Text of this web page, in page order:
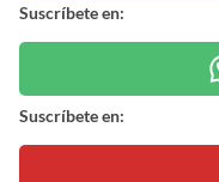
Suscríbete en:
Suscríbete en: